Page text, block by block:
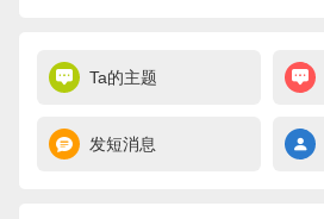
Ta的主题
发短消息